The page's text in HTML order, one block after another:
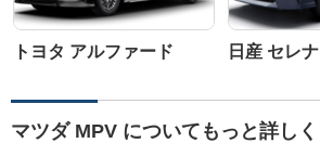
トヨタ アルファード 日産 セレナ
マツダ MPV についてもっと詳しく